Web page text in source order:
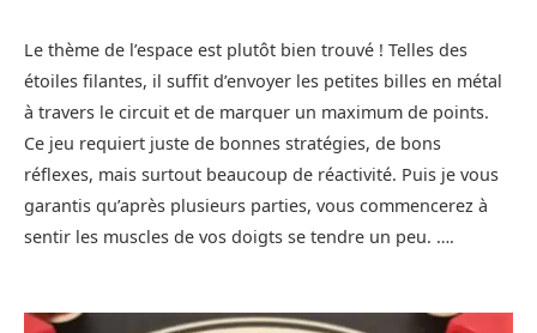
Le thème de l’espace est plutôt bien trouvé ! Telles des
étoiles filantes, il suffit d’envoyer les petites billes en métal
à travers le circuit et de marquer un maximum de points.
Ce jeu requiert juste de bonnes stratégies, de bons
réflexes, mais surtout beaucoup de réactivité. Puis je vous
garantis qu’après plusieurs parties, vous commencerez à
sentir les muscles de vos doigts se tendre un peu. ….